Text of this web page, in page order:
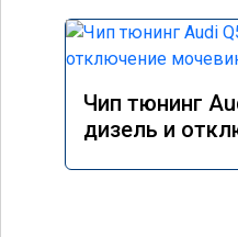
Чип тюнинг
дизель и